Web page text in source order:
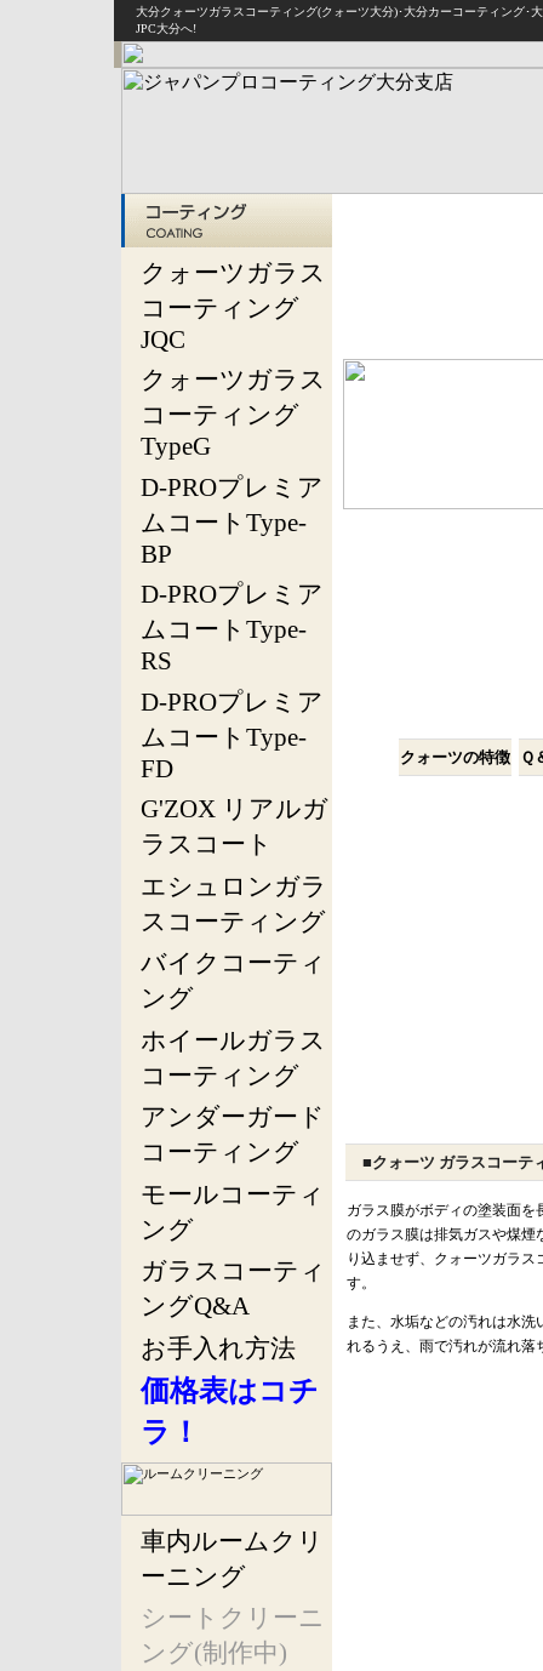
大分クォーツガラスコーティング(クォーツ大分)･大分カーコーティング･
JPC大分へ!
クォーツガラス
コーティング
JQC
クォーツガラス
コーティング
TypeG
D-PROプレミア
ムコートType-
BP
D-PROプレミア
ムコートType-
RS
D-PROプレミア
ムコートType-
FD
G'ZOX リアルガ
ラスコート
エシュロンガラ
スコーティング
バイクコーティ
ング
ホイールガラス
コーティング
アンダーガード
コーティング
モールコーティ
ング
ガラスコーティ
ングQ&A
お手入れ方法
価格表はコチ
ラ！
車内ルームクリ
ーニング
シートクリーニ
ング(制作中)
クォーツの特徴 Ｑ
■クォーツ ガラスコーテ
ガラス膜がボディの塗装面
のガラス膜は排気ガスや煤煙
り込ませず、クォーツガラ
す。
また、水垢などの汚れは水
れるうえ、雨で汚れが流れ落